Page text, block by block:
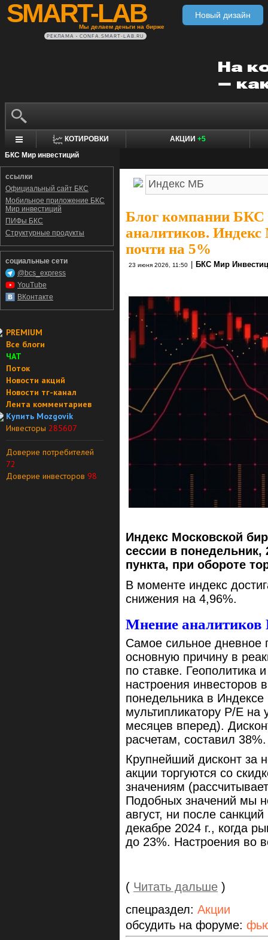
SMART-LAB
Мы делаем деньги на бирже
Новый дизайн
РЕКЛАМА • CONFA.SMART-LAB.RU
КОТИРОВКИ АКЦИИ +5
БКС Мир инвестиций
ссылки
Официальный сайт БКС
Мобильное приложение БКС
Мир инвестиций
ПИФы БКС
Структурные продукты
социальные сети
@bcs_express
YouTube
ВКонтакте
PREMIUM
Все блоги
ЧАТ
Поток
Новости акций
Новости тг-канал
Лента комментариев
Купить Mozgovik
Инвесторы 285607
Доверие потребителей
72
Доверие инвесторов 98
Блог компании БКС
аналитиков.
почти на 5%
23 июня 2026, 11:50 БКС Мир
Индекс Московской
сессии в понедельник,
пункта, при обороте
В моменте индекс
снижения на 4,96%.
Мнение
Самое сильное дневное
основную причину в
по ставке. Геополитика
настроения инвесторов
понедельника в
мультипликатору Р/Е на
месяцев вперед).
расчетам, составил 38%.
Крупнейший дисконт за
акции торгуются со
значениям
Подобных значений мы
август, ни после
декабре 2024 г., когда
до 23%. Настроения во
( Читать дальше )
спецраздел: Акции
обсудить на форуме: